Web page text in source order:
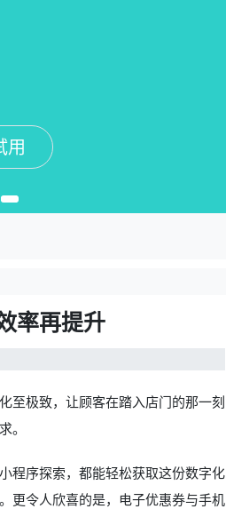
用
用
用
用
率再提升
至极致，让顾客在踏入店门的那一刻
。
程序探索，都能轻松获取这份数字化
更令人欣喜的是，电子优惠券与手机